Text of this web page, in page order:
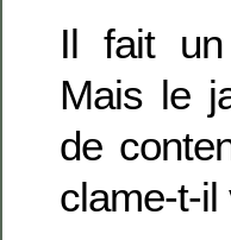
Il fait un
Mais le
de
clame-t-il